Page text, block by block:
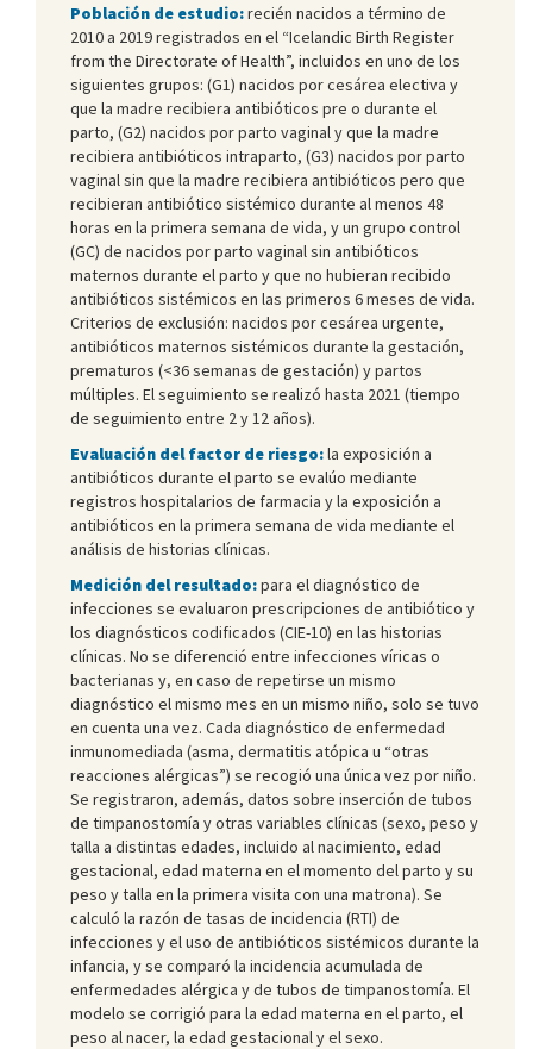
Población de estudio:recién nacidos a término de
2010 a 2019 registrados en el “Icelandic Birth Register
from the Directorate of Health”, incluidos en uno de los
siguientes grupos: (G1) nacidos por cesárea electiva y
que la madre recibiera antibióticos pre o durante el
parto, (G2) nacidos por parto vaginal y que la madre
recibiera antibióticos intraparto, (G3) nacidos por parto
vaginal sin que la madre recibiera antibióticos pero que
recibieran antibiótico sistémico durante al menos 48
horas en la primera semana de vida, y un grupo control
(GC) de nacidos por parto vaginal sin antibióticos
maternos durante el parto y que no hubieran recibido
antibióticos sistémicos en las primeros 6 meses de vida.
Criterios de exclusión: nacidos por cesárea urgente,
antibióticos maternos sistémicos durante la gestación,
prematuros (<36 semanas de gestación) y partos
múltiples. El seguimiento se realizó hasta 2021 (tiempo
de seguimiento entre 2 y 12 años).
Evaluación del factor de riesgo:la exposición a
antibióticos durante el parto se evalúo mediante
registros hospitalarios de farmacia y la exposición a
antibióticos en la primera semana de vida mediante el
análisis de historias clínicas.
Medición del resultado:para el diagnóstico de
infecciones se evaluaron prescripciones de antibiótico y
los diagnósticos codificados (CIE-10) en las historias
clínicas. No se diferenció entre infecciones víricas o
bacterianas y, en caso de repetirse un mismo
diagnóstico el mismo mes en un mismo niño, solo se tuvo
en cuenta una vez. Cada diagnóstico de enfermedad
inmunomediada (asma, dermatitis atópica u “otras
reacciones alérgicas”) se recogió una única vez por niño.
Se registraron, además, datos sobre inserción de tubos
de timpanostomía y otras variables clínicas (sexo, peso y
talla a distintas edades, incluido al nacimiento, edad
gestacional, edad materna en el momento del parto y su
peso y talla en la primera visita con una matrona). Se
calculó la razón de tasas de incidencia (RTI) de
infecciones y el uso de antibióticos sistémicos durante la
infancia, y se comparó la incidencia acumulada de
enfermedades alérgica y de tubos de timpanostomía. El
modelo se corrigió para la edad materna en el parto, el
peso al nacer, la edad gestacional y el sexo.